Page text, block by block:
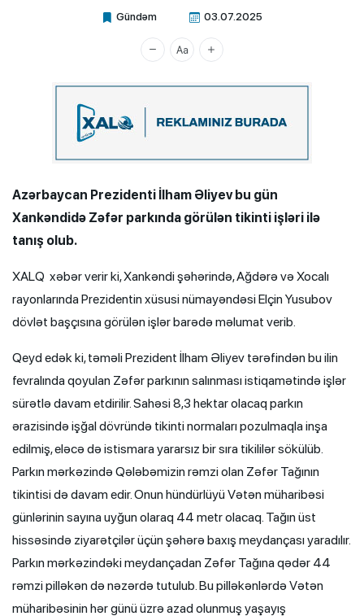
Gündəm 03.07.2025
Xalq.Online
Azərbaycan Prezidenti İlham Əliyev bu gün
Xankəndidə Zəfər parkında görülən tikinti işləri ilə
tanış olub.
XALQ xəbər verir ki, Xankəndi şəhərində, Ağdərə və Xocalı
rayonlarında Prezidentin xüsusi nümayəndəsi Elçin Yusubov
dövlət başçısına görülən işlər barədə məlumat verib.
Qeyd edək ki, təməli Prezident İlham Əliyev tərəfindən bu ilin
fevralında qoyulan Zəfər parkının salınması istiqamətində işlər
sürətlə davam etdirilir. Sahəsi 8,3 hektar olacaq parkın
ərazisində işğal dövründə tikinti normaları pozulmaqla inşa
edilmiş, eləcə də istismara yararsız bir sıra tikililər sökülüb.
Parkın mərkəzində Qələbəmizin rəmzi olan Zəfər Tağının
tikintisi də davam edir. Onun hündürlüyü Vətən müharibəsi
günlərinin sayına uyğun olaraq 44 metr olacaq. Tağın üst
hissəsində ziyarətçilər üçün şəhərə baxış meydançası yaradılır.
Parkın mərkəzindəki meydançadan Zəfər Tağına qədər 44
rəmzi pilləkən də nəzərdə tutulub. Bu pilləkənlərdə Vətən
müharibəsinin hər günü üzrə azad olunmuş yaşayış